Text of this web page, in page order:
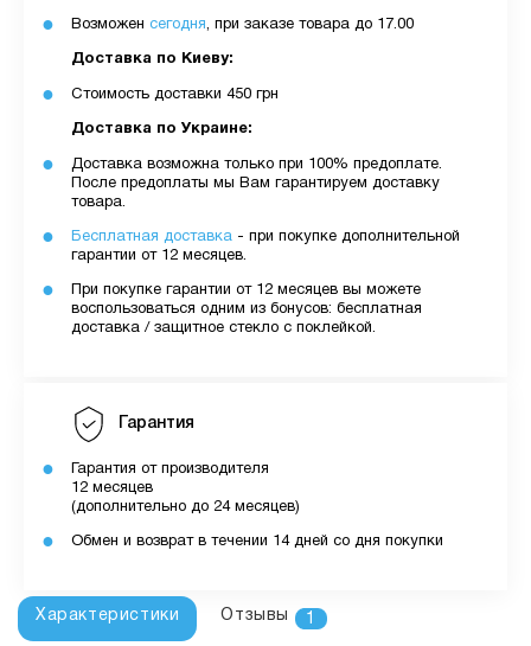
Возможен сегодня, при заказе товара до 17.00
Доставка по Киеву:
Стоимость доставки 450 грн
Доставка по Украине:
Доставка возможна только при 100% предоплате.
После предоплаты мы Вам гарантируем доставку
товара.
Бесплатная доставка - при покупке дополнительной
гарантии от 12 месяцев.
При покупке гарантии от 12 месяцев вы можете
воспользоваться одним из бонусов: бесплатная
доставка / защитное стекло с поклейкой.
Гарантия
Гарантия от производителя
12 месяцев
(дополнительно до 24 месяцев)
Обмен и возврат в течении 14 дней со дня покупки
Характеристики Отзывы 1